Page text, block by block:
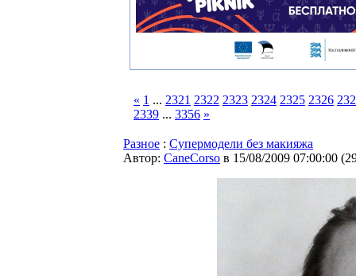
« 1 ... 2321 2322 2323 2324 2325 2326
2339 ... 3356 »
Разное : Супермодели без макияжа
Автор: CaneCorso в 15/08/2009 07:00:00 (